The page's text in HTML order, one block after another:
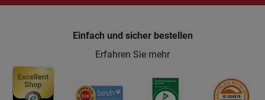
Einfach und sicher bestellen
Erfahren Sie mehr